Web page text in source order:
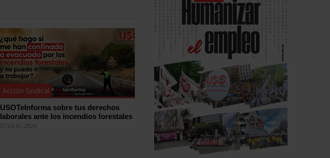
Acción Sindical
USOTeInforma sobre tus derechos
laborales ante los incendios forestales
27 JULIO, 2026